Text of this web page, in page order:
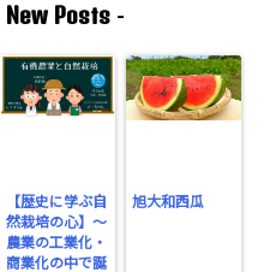
New Posts -
【歴史に学ぶ自
然栽培の心】～
農業の工業化・
商業化の中で誕
旭大和西瓜